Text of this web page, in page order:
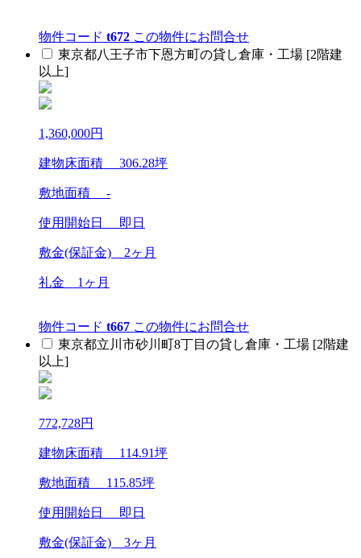
物件コード t672 この物件にお問合せ
東京都八王子市下恩方町の貸し倉庫・工場 [2階建
以上]
1,360,000円
建物床面積 306.28坪
敷地面積 -
使用開始日 即日
敷金(保証金) 2ヶ月
礼金 1ヶ月
物件コード t667 この物件にお問合せ
東京都立川市砂川町8丁目の貸し倉庫・工場 [2階建
以上]
772,728円
建物床面積 114.91坪
敷地面積 115.85坪
使用開始日 即日
敷金(保証金) 3ヶ月